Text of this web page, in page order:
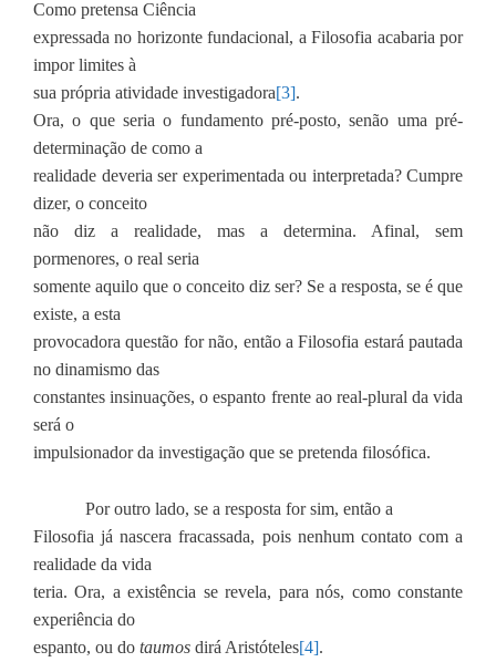
Como pretensa Ciência
expressada no horizonte fundacional, a Filosofia acabaria por
impor limites à
sua própria atividade investigadora[3].
Ora, o que seria o fundamento pré-posto, senão uma pré-
determinação de como a
realidade deveria ser experimentada ou interpretada? Cumpre
dizer, o conceito
não diz a realidade, mas a determina. Afinal, sem
pormenores, o real seria
somente aquilo que o conceito diz ser? Se a resposta, se é que
existe, a esta
provocadora questão for não, então a Filosofia estará pautada
no dinamismo das
constantes insinuações, o espanto frente ao real-plural da vida
será o
impulsionador da investigação que se pretenda filosófica.
Por outro lado, se a resposta for sim, então a
Filosofia já nascera fracassada, pois nenhum contato com a
realidade da vida
teria. Ora, a existência se revela, para nós, como constante
experiência do
espanto, ou do taumos dirá Aristóteles[4].